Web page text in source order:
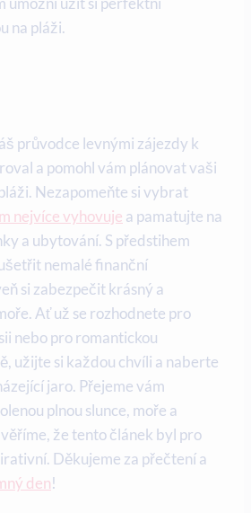
na pláži.
​průvodce ‍levnými zájezdy k
a⁣ pomohl⁣ vám plánovat vaši
Nezapomeňte si⁢ vybrat
nejvíce vyhovuje ‍ a pamatujte na‌
a ubytování.​ S​ předstihem
‍nemalé‍ finanční
si zabezpečit krásný a
Ať už se rozhodnete⁢ pro
nebo⁣ pro romantickou
užijte​ si každou chvíli‌ a naberte​
jaro. Přejeme vám
plnou slunce,⁣ moře ‍a
že tento⁢ článek byl pro
Děkujeme za přečtení a
den!